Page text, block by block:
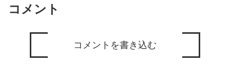
コメント
コメントを書き込む